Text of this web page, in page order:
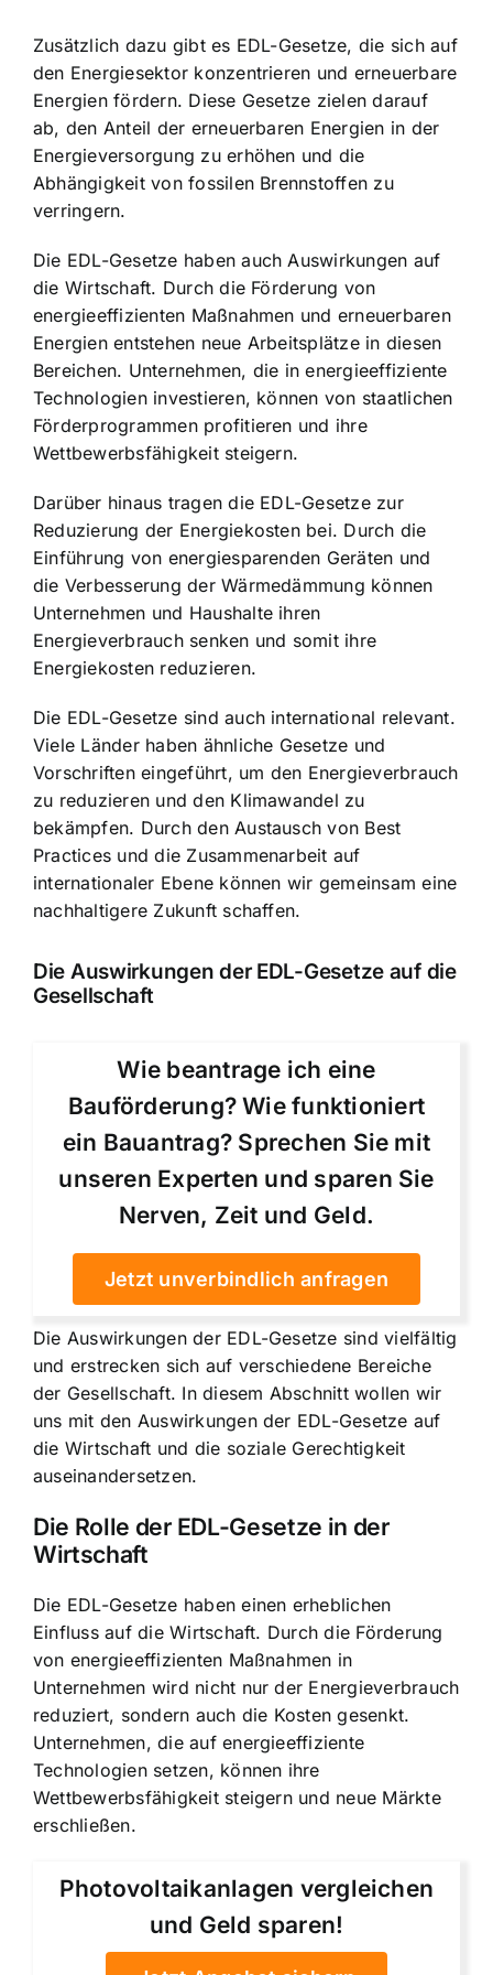
Zusätzlich dazu gibt es EDL-Gesetze, die sich auf
den Energiesektor konzentrieren und erneuerbare
Energien fördern. Diese Gesetze zielen darauf
ab, den Anteil der erneuerbaren Energien in der
Energieversorgung zu erhöhen und die
Abhängigkeit von fossilen Brennstoffen zu
verringern.
Die EDL-Gesetze haben auch Auswirkungen auf
die Wirtschaft. Durch die Förderung von
energieeffizienten Maßnahmen und erneuerbaren
Energien entstehen neue Arbeitsplätze in diesen
Bereichen. Unternehmen, die in energieeffiziente
Technologien investieren, können von staatlichen
Förderprogrammen profitieren und ihre
Wettbewerbsfähigkeit steigern.
Darüber hinaus tragen die EDL-Gesetze zur
Reduzierung der Energiekosten bei. Durch die
Einführung von energiesparenden Geräten und
die Verbesserung der Wärmedämmung können
Unternehmen und Haushalte ihren
Energieverbrauch senken und somit ihre
Energiekosten reduzieren.
Die EDL-Gesetze sind auch international relevant.
Viele Länder haben ähnliche Gesetze und
Vorschriften eingeführt, um den Energieverbrauch
zu reduzieren und den Klimawandel zu
bekämpfen. Durch den Austausch von Best
Practices und die Zusammenarbeit auf
internationaler Ebene können wir gemeinsam eine
nachhaltigere Zukunft schaffen.
Die Auswirkungen der EDL-Gesetze auf die
Gesellschaft
Wie beantrage ich eine
Bauförderung? Wie funktioniert
ein Bauantrag? Sprechen Sie mit
unseren Experten und sparen Sie
Nerven, Zeit und Geld.
Jetzt unverbindlich anfragen
Die Auswirkungen der EDL-Gesetze sind vielfältig
und erstrecken sich auf verschiedene Bereiche
der Gesellschaft. In diesem Abschnitt wollen wir
uns mit den Auswirkungen der EDL-Gesetze auf
die Wirtschaft und die soziale Gerechtigkeit
auseinandersetzen.
Die Rolle der EDL-Gesetze in der
Wirtschaft
Die EDL-Gesetze haben einen erheblichen
Einfluss auf die Wirtschaft. Durch die Förderung
von energieeffizienten Maßnahmen in
Unternehmen wird nicht nur der Energieverbrauch
reduziert, sondern auch die Kosten gesenkt.
Unternehmen, die auf energieeffiziente
Technologien setzen, können ihre
Wettbewerbsfähigkeit steigern und neue Märkte
erschließen.
Photovoltaikanlagen vergleichen
und Geld sparen!